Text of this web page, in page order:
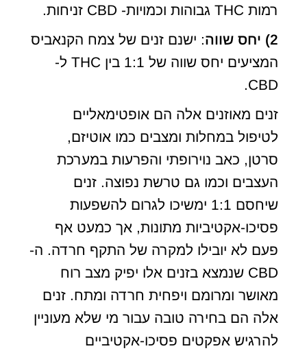
רמות THC גבוהות וכמויות- CBD זניחות.
2) יחס שווה
: ישנם זנים של צמח הקנאביס
המציעים יחס שווה של 1:1 בין THC ל-
CBD.
זנים מאוזנים אלה הם אופטימאליים
לטיפול במחלות ומצבים כמו אוטיזם,
סרטן, כאב נוירופתי והפרעות במערכת
העצבים וכמו גם טרשת נפוצה. זנים
שיחסם 1:1 ימשיכו לגרום להשפעות
פסיכו-אקטיביות מתונות, אך כמעט אף
פעם לא יובילו למקרה של התקף חרדה. ה-
CBD שנמצא בזנים אלו יפיק מצב רוח
מאושר ומרומם ויפחית חרדה ומתח. זנים
אלה הם בחירה טובה עבור מי שלא מעוניין
להרגיש אפקטים פסיכו-אקטיביים